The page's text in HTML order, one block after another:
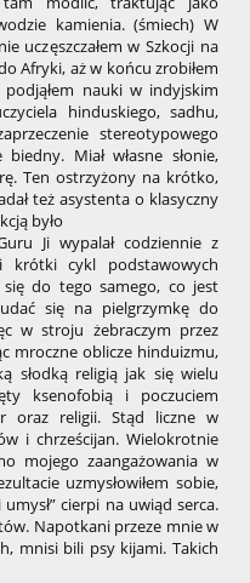
kamienia. (śmiech) W
uczęszczałem w Szkocji na
Afryki, aż w końcu zrobiłem
nauki w indyjskim
hinduskiego, sadhu,
stereotypowego
Miał własne słonie,
Ten ostrzyżony na krótko,
też asystenta o klasyczny
było
Ji wypalał codziennie z
krótki cykl podstawowych
do tego samego, co jest
się na pielgrzymkę do
w stroju żebraczym przez
mroczne oblicze hinduizmu,
słodką religią jak się wielu
ksenofobią i poczuciem
oraz religii. Stąd liczne w
i chrześcijan. Wielokrotnie
mojego zaangażowania w
uzmysłowiłem sobie,
cierpi na uwiąd serca.
Napotkani przeze mnie w
mnisi bili psy kijami. Takich